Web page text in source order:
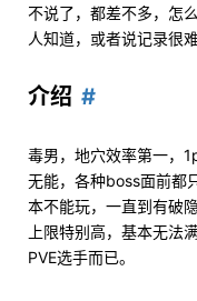
不说了，都差不多，怎
人知道，或者说记录很
介绍
毒男，地穴效率第一，
无能，各种boss面前都
本不能玩，一直到有破
上限特别高，基本无法
PVE选手而已。